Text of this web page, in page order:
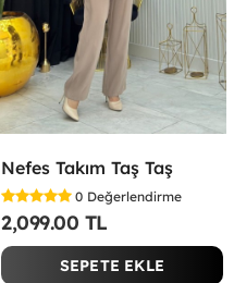
Nefes Takım Taş Taş
0 Değerlendirme
2,099.00 TL
SEPETE EKLE